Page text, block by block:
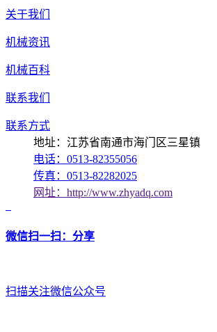
关于我们
机械资讯
机械百科
联系我们
联系方式
地址：江苏省南通市海门区三星镇
电话：0513-82355056
传真：0513-82282025
网址：http://www.zhyadq.com
微信扫一扫：分享
扫描关注微信公众号